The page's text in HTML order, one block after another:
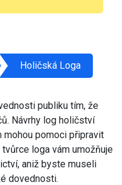
Holičská Loga
publiku tím, že
Návrhy log holičství
mohou pomoci připravit
loga vám umožňuje
aniž byste museli
dovednosti.